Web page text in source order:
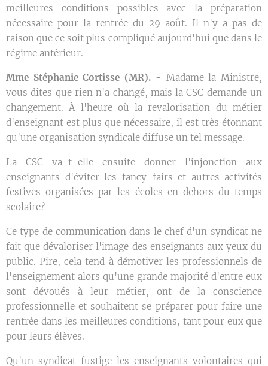
meilleures conditions possibles avec la préparation
nécessaire pour la rentrée du 29 août. Il n'y a pas de
raison que ce soit plus compliqué aujourd'hui que dans le
régime antérieur.
Mme Stéphanie Cortisse (MR). - Madame la Ministre,
vous dites que rien n'a changé, mais la CSC demande un
changement. À l'heure où la revalorisation du métier
d'enseignant est plus que nécessaire, il est très étonnant
qu'une organisation syndicale diffuse un tel message.
La CSC va-t-elle ensuite donner l'injonction aux
enseignants d'éviter les fancy-fairs et autres activités
festives organisées par les écoles en dehors du temps
scolaire?
Ce type de communication dans le chef d'un syndicat ne
fait que dévaloriser l'image des enseignants aux yeux du
public. Pire, cela tend à démotiver les professionnels de
l'enseignement alors qu'une grande majorité d'entre eux
sont dévoués à leur métier, ont de la conscience
professionnelle et souhaitent se préparer pour faire une
rentrée dans les meilleures conditions, tant pour eux que
pour leurs élèves.
Qu'un syndicat fustige les enseignants volontaires qui